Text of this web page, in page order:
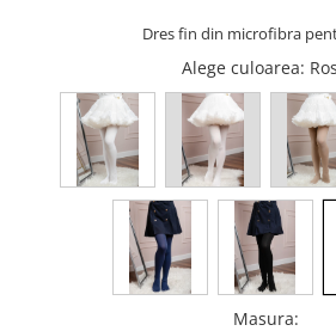
Dres fin din microfibra
Alege culoarea:
Masura: